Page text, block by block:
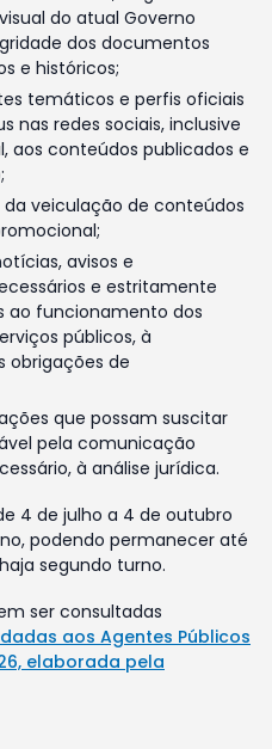
do atual Governo
dos documentos
e históricos;
temáticos e perfis oficiais
nas redes sociais, inclusive
aos conteúdos publicados e
veiculação de conteúdos
avisos e
e estritamente
ao funcionamento dos
públicos, à
obrigações de
que possam suscitar
pela comunicação
à análise jurídica.
4 de julho a 4 de outubro
podendo permanecer até
segundo turno.
ser consultadas
aos Agentes Públicos
elaborada pela